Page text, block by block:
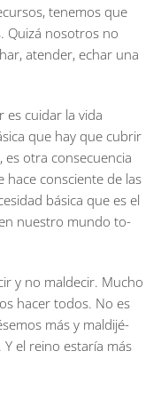
tenemos que
Quizá nosotros no
atender, echar una
es cuidar la vida
que hay que cubrir
es otra consecuencia
hace consciente de las
básica que es el
nuestro mundo to-
y no maldecir. Mucho
hacer todos. No es
más y maldijé-
el reino estaría más